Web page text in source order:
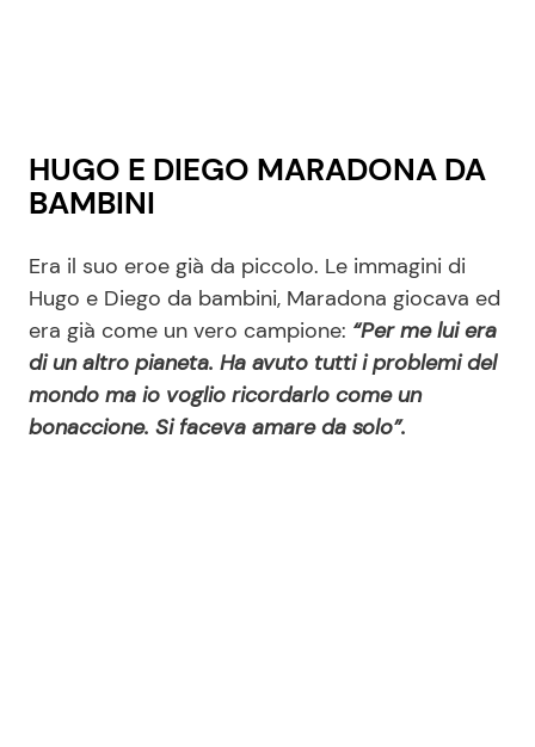
HUGO E DIEGO MARADONA DA
BAMBINI
Era il suo eroe già da piccolo. Le immagini di
Hugo e Diego da bambini, Maradona giocava ed
era già come un vero campione: “Per me lui era
di un altro pianeta. Ha avuto tutti i problemi del
mondo ma io voglio ricordarlo come un
bonaccione. Si faceva amare da solo”.